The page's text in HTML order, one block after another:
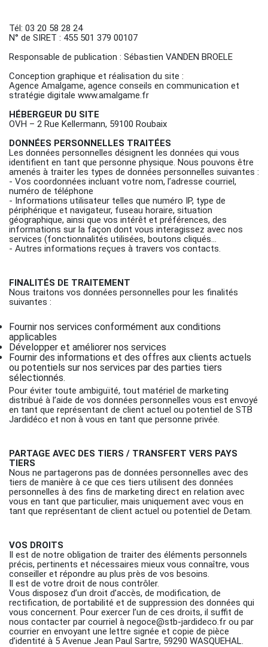
Tél: 03 20 58 28 24
N° de SIRET : 455 501 379 00107
Responsable de publication : Sébastien VANDEN BROELE
Conception graphique et réalisation du site :
Agence Amalgame, agence conseils en communication et
stratégie digitale www.amalgame.fr
HÉBERGEUR DU SITE
OVH – 2 Rue Kellermann, 59100 Roubaix
DONNÉES PERSONNELLES TRAITÉES
Les données personnelles désignent les données qui vous
identifient en tant que personne physique. Nous pouvons être
amenés à traiter les types de données personnelles suivantes :
- Vos coordonnées incluant votre nom, l’adresse courriel,
numéro de téléphone
- Informations utilisateur telles que numéro IP, type de
périphérique et navigateur, fuseau horaire, situation
géographique, ainsi que vos intérêt et préférences, des
informations sur la façon dont vous interagissez avec nos
services (fonctionnalités utilisées, boutons cliqués…
- Autres informations reçues à travers vos contacts.
FINALITÉS DE TRAITEMENT
Nous traitons vos données personnelles pour les finalités
suivantes :
Fournir nos services conformément aux conditions
applicables
Développer et améliorer nos services
Fournir des informations et des offres aux clients actuels
ou potentiels sur nos services par des parties tiers
sélectionnés.
Pour éviter toute ambiguïté, tout matériel de marketing
distribué à l’aide de vos données personnelles vous est envoyé
en tant que représentant de client actuel ou potentiel de STB
Jardidéco et non à vous en tant que personne privée.
PARTAGE AVEC DES TIERS / TRANSFERT VERS PAYS
TIERS
Nous ne partagerons pas de données personnelles avec des
tiers de manière à ce que ces tiers utilisent des données
personnelles à des fins de marketing direct en relation avec
vous en tant que particulier, mais uniquement avec vous en
tant que représentant de client actuel ou potentiel de Detam.
VOS DROITS
Il est de notre obligation de traiter des éléments personnels
précis, pertinents et nécessaires mieux vous connaître, vous
conseiller et répondre au plus près de vos besoins.
Il est de votre droit de nous contrôler.
Vous disposez d’un droit d’accès, de modification, de
rectification, de portabilité et de suppression des données qui
vous concernent. Pour exercer l’un de ces droits, il suffit de
nous contacter par courriel à negoce@stb-jardideco.fr ou par
courrier en envoyant une lettre signée et copie de pièce
d’identité à 5 Avenue Jean Paul Sartre, 59290 WASQUEHAL.